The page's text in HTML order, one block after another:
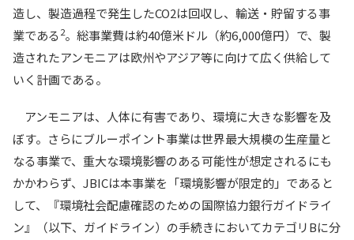
造し、製造過程で発生したCO2は回収し、輸送・貯留する事
業である 2。総事業費は約40億米ドル（約6,000億円）で、製
造されたアンモニアは欧州やアジア等に向けて広く供給して
いく計画である。
アンモニアは、人体に有害であり、環境に大きな影響を及
ぼす。さらにブルーポイント事業は世界最大規模の生産量と
なる事業で、重大な環境影響のある可能性が想定されるにも
かかわらず、JBICは本事業を「環境影響が限定的」であると
して、『環境社会配慮確認のための国際協力銀行ガイドライ
ン』（以下、ガイドライン）の手続きにおいてカテゴリBに分